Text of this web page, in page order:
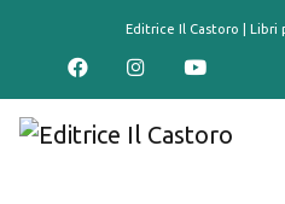
Editrice Il Castoro | Libri